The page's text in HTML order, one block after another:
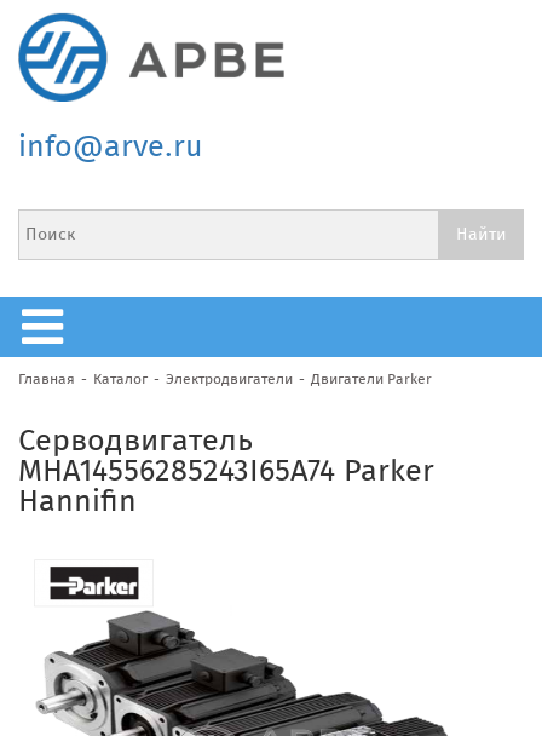
info@arve.ru
Главная Каталог Электродвигатели Двигатели Parker
Серводвигатель
MHA14556285243I65A74 Parker
Hannifin